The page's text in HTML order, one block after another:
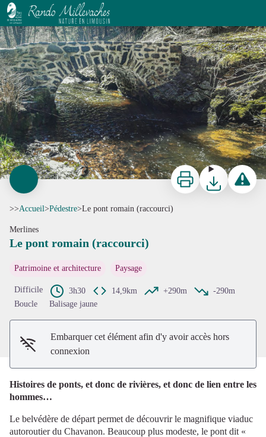
Le pont romain (raccourci)
Merlines - pont - G.Salat - CC HCC
Voir l'image en plein écran
ImprimerTéléchargerSignaler
>>Accueil>Pédestre>Le pont romain (raccourci)
Merlines
Le pont romain (raccourci)
Patrimoine et architecture Paysage
Difficile 3h30 14,9km +290m
-290m
Boucle
Balisage jaune
Embarquer cet élément afin d'y avoir accès hors
connexion
Histoires de ponts, et donc de rivières, et donc de lien entre les
hommes…
Le belvédère de départ permet de découvrir le magnifique viaduc
autoroutier du Chavanon. Beaucoup plus modeste, le pont dit «